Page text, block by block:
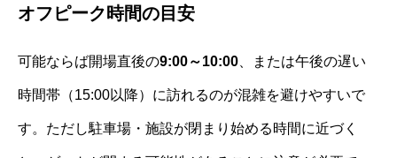
オフピーク時間の目安
可能ならば開場直後の9:00～10:00 、または午後の遅い
時間帯（15:00以降）に訪れるのが混雑を避けやすいで
す。ただし駐車場・施設が閉まり始める時間に近づく